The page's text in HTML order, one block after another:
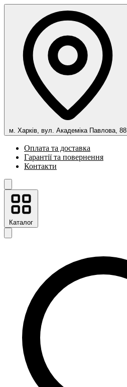
м. Харків, вул. Академіка Павлова, 88
Оплата та доставка
Гарантії та повернення
Контакти
Каталог